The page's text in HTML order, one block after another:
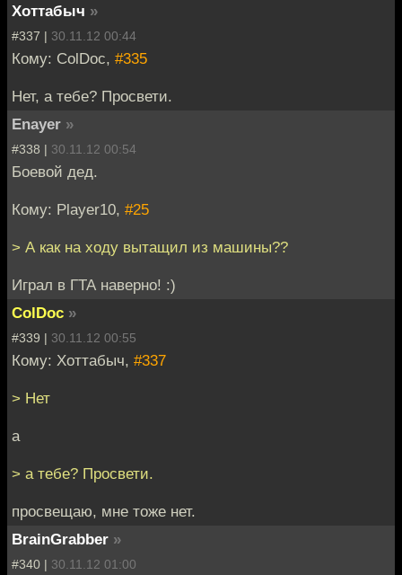
Хоттабыч »
#337 | 30.11.12 00:44
Кому: ColDoc, #335
Нет, а тебе? Просвети.
Enayer »
#338 | 30.11.12 00:54
Боевой дед.
Кому: Player10, #25
> А как на ходу вытащил из машины??
Играл в ГТА наверно! :)
ColDoc »
#339 | 30.11.12 00:55
Кому: Хоттабыч, #337
> Нет
а
> а тебе? Просвети.
просвещаю, мне тоже нет.
BrainGrabber »
#340 | 30.11.12 01:00